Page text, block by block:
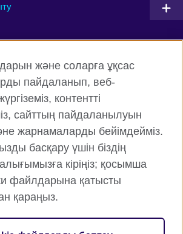
Twitter
YouTube
түрде
шарттары
және соларға ұқсас
пайдаланып, веб-
контентті
сайттың пайдаланылуын
жарнамаларды бейімдейміз.
басқару үшін біздің
кіріңіз; қосымша
файлдарына қатысты
қараңыз.